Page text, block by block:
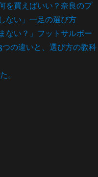
を買えばいい？奈良のプ
ない」一足の選び方
ない？」フットサルボー
の違いと、選び方の教科
。